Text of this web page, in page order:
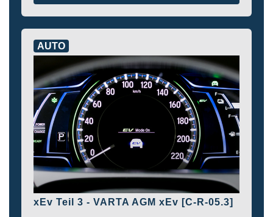
AUTO
xEv Teil 3 - VARTA AGM xEv [C-R-05.3]